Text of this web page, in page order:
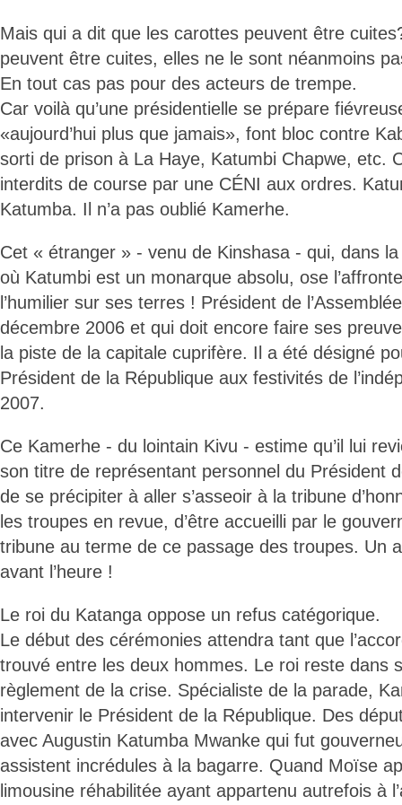
Mais qui a dit que les carottes peuvent être
peuvent être cuites, elles ne le sont néanmoins
En tout cas pas pour des acteurs de trempe.
Car voilà qu’une présidentielle se prépare
«aujourd’hui plus que jamais», font bloc contre
sorti de prison à La Haye, Katumbi Chapwe, etc.
interdits de course par une CÉNI aux ordres.
Katumba. Il n’a pas oublié Kamerhe.
Cet « étranger » - venu de Kinshasa - qui, dans
où Katumbi est un monarque absolu, ose
l’humilier sur ses terres ! Président de
décembre 2006 et qui doit encore faire ses
la piste de la capitale cuprifère. Il a été désigné
Président de la République aux festivités de
2007.
Ce Kamerhe - du lointain Kivu - estime qu’il lui
son titre de représentant personnel du Président
de se précipiter à aller s’asseoir à la tribune
les troupes en revue, d’être accueilli par le
tribune au terme de ce passage des troupes. Un
avant l’heure !
Le roi du Katanga oppose un refus catégorique.
Le début des cérémonies attendra tant que
trouvé entre les deux hommes. Le roi reste dans
règlement de la crise. Spécialiste de la parade,
intervenir le Président de la République. Des
avec Augustin Katumba Mwanke qui fut
assistent incrédules à la bagarre. Quand Moïse
limousine réhabilitée ayant appartenu autrefois à